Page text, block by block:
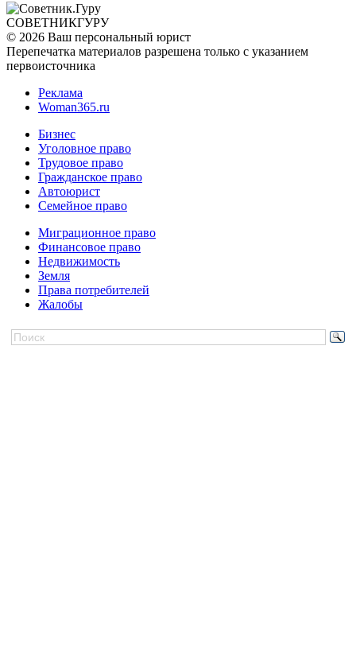
СОВЕТНИКГУРУ
© 2026 Ваш персональный юрист
Перепечатка материалов разрешена только с указанием
первоисточника
Реклама
Woman365.ru
Бизнес
Уголовное право
Трудовое право
Гражданское право
Автоюрист
Семейное право
Миграционное право
Финансовое право
Недвижимость
Земля
Права потребителей
Жалобы